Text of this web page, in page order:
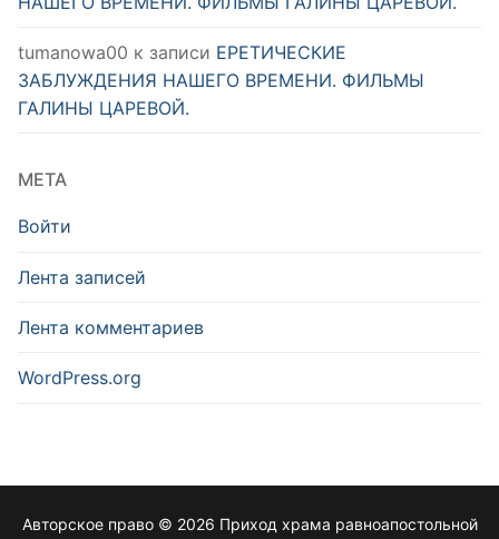
tumanowa00 к записи ЕРЕТИЧЕСКИЕ
ЗАБЛУЖДЕНИЯ НАШЕГО ВРЕМЕНИ. ФИЛЬМЫ
ГАЛИНЫ ЦАРЕВОЙ.
МЕТА
Войти
Лента записей
Лента комментариев
WordPress.org
Авторское право © 2026 Приход храма равноапостольной